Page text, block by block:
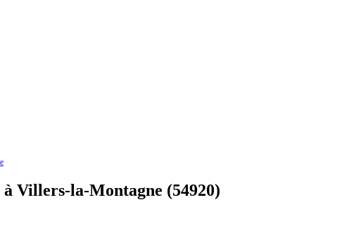
Villers-la-Montagne (54920)